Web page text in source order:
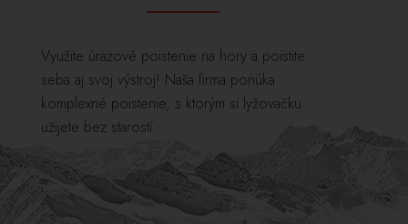
Využite úrazové poistenie na hory a poistite
seba aj svoj výstroj! Naša firma ponúka
komplexné poistenie, s ktorým si lyžovačku
užijete bez starostí.